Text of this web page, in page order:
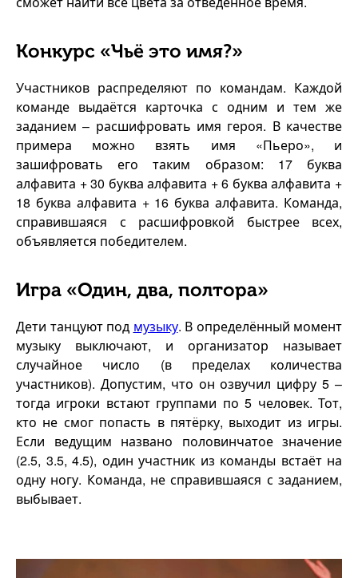
Конкурс «Чьё это имя?»
Участников распределяют по командам. Каждой
команде выдаётся карточка с одним и тем же
заданием – расшифровать имя героя. В качестве
примера можно взять имя «Пьеро», и
зашифровать его таким образом: 17 буква
алфавита + 30 буква алфавита + 6 буква алфавита +
18 буква алфавита + 16 буква алфавита. Команда,
справившаяся с расшифровкой быстрее всех,
объявляется победителем.
Игра «Один, два, полтора»
Дети танцуют под музыку. В определённый момент
музыку выключают, и организатор называет
случайное число (в пределах количества
участников). Допустим, что он озвучил цифру 5 –
тогда игроки встают группами по 5 человек. Тот,
кто не смог попасть в пятёрку, выходит из игры.
Если ведущим названо половинчатое значение
(2.5, 3.5, 4.5), один участник из команды встаёт на
одну ногу. Команда, не справившаяся с заданием,
выбывает.